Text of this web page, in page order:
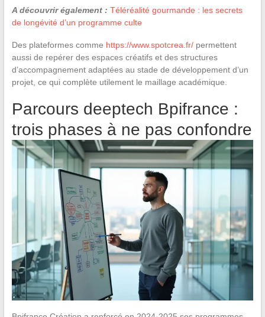
A découvrir également : Téléréalité gourmande : les secrets
de longévité d’un programme culte
Des plateformes comme https://www.spotcrea.fr/permettent
aussi de repérer des espaces créatifs et des structures
d’accompagnement adaptées au stade de développement d’un
projet, ce qui complète utilement le maillage académique.
Parcours deeptech Bpifrance :
trois phases à ne pas confondre